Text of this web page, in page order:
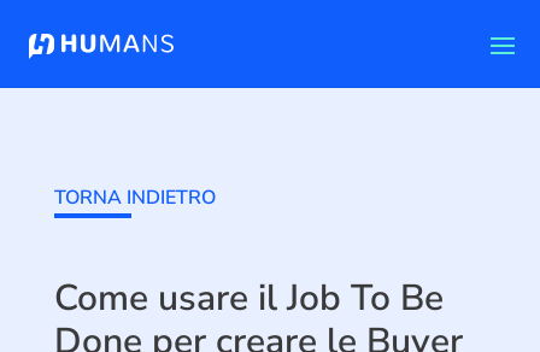
TORNA INDIETRO
Come usare il Job To Be
Done per creare le Buyer